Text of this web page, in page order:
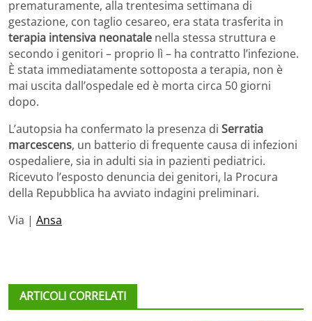
prematuramente, alla trentesima settimana di
gestazione, con taglio cesareo, era stata trasferita in
terapia intensiva neonatale nella stessa struttura e
secondo i genitori – proprio lì – ha contratto l’infezione.
È stata immediatamente sottoposta a terapia, non è
mai uscita dall’ospedale ed è morta circa 50 giorni
dopo.
L’autopsia ha confermato la presenza di Serratia
marcescens, un batterio di frequente causa di infezioni
ospedaliere, sia in adulti sia in pazienti pediatrici.
Ricevuto l’esposto denuncia dei genitori, la Procura
della Repubblica ha avviato indagini preliminari.
Via | Ansa
ARTICOLI CORRELATI